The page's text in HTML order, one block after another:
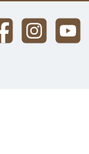
Instagram